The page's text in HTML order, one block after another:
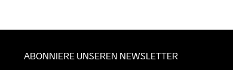
ABONNIERE UNSEREN NEWSLETTER